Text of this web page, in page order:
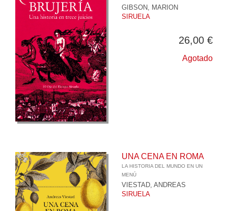
GIBSON, MARION
SIRUELA
26,00 €
Agotado
UNA CENA EN ROMA
LA HISTORIA DEL MUNDO EN UN
MENÚ
VIESTAD, ANDREAS
SIRUELA